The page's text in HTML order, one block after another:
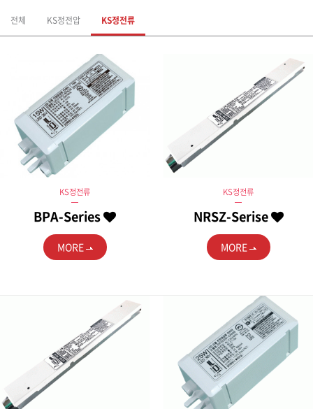
전체 KS정전압 KS정전류
KS정전류
BPA-Series
MORE
KS정전류
NRSZ-Serise
MORE